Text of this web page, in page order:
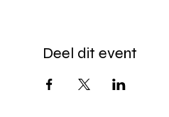
Deel dit event